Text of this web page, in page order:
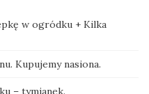
w ogródku + Kilka
Kupujemy nasiona.